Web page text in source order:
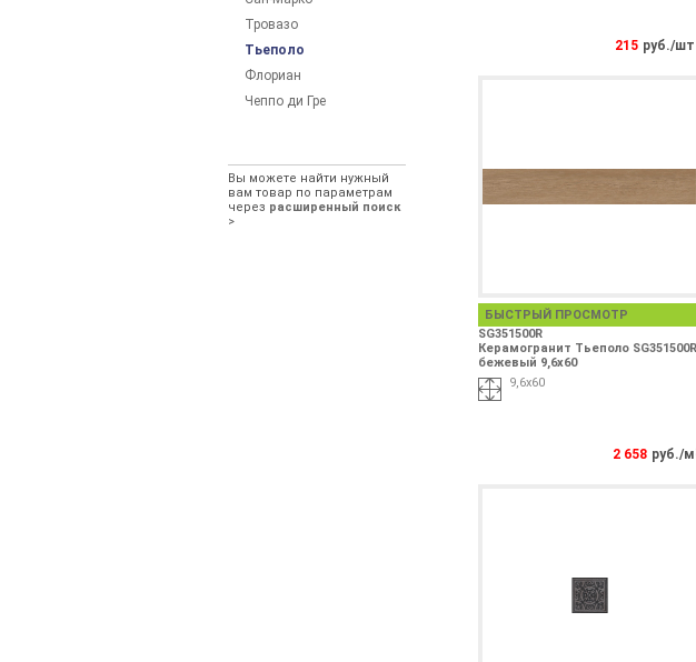
Тровазо
Тьеполо
Флориан
Чеппо ди Гре
Вы можете найти нужный
вам товар по параметрам
через расширенный поиск
>
215 руб./шт
БЫСТРЫЙ ПРОСМОТР
SG351500R
Керамогранит Тьеполо SG351500R
бежевый 9,6x60
9,6x60
2 658 руб./м